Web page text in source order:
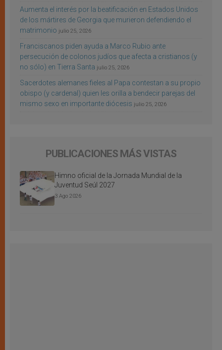
Aumenta el interés por la beatificación en Estados Unidos
de los mártires de Georgia que murieron defendiendo el
matrimonio julio 25, 2026
Franciscanos piden ayuda a Marco Rubio ante
persecución de colonos judíos que afecta a cristianos (y
no sólo) en Tierra Santa julio 25, 2026
Sacerdotes alemanes fieles al Papa contestan a su propio
obispo (y cardenal) quien les orilla a bendecir parejas del
mismo sexo en importante diócesis julio 25, 2026
PUBLICACIONES MÁS VISTAS
Himno oficial de la Jornada Mundial de la
Juventud Seúl 2027
3 Ago 2026